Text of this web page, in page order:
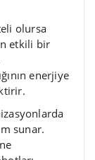
olursa
etkili bir
enerjiye
sunar.